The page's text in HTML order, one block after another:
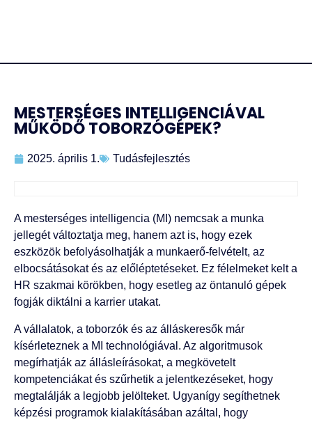
MESTERSÉGES INTELLIGENCIÁVAL
MŰKÖDŐ TOBORZÓGÉPEK?
2025. április 1. Tudásfejlesztés
A mesterséges intelligencia (MI) nemcsak a munka
jellegét változtatja meg, hanem azt is, hogy ezek
eszközök befolyásolhatják a munkaerő-felvételt, az
elbocsátásokat és az előléptetéseket. Ez félelmeket kelt a
HR szakmai körökben, hogy esetleg az öntanuló gépek
fogják diktálni a karrier utakat.
A vállalatok, a toborzók és az álláskeresők már
kísérleteznek a MI technológiával. Az algoritmusok
megírhatják az állásleírásokat, a megkövetelt
kompetenciákat és szűrhetik a jelentkezéseket, hogy
megtalálják a legjobb jelölteket. Ugyanígy segíthetnek
képzési programok kialakításában azáltal, hogy